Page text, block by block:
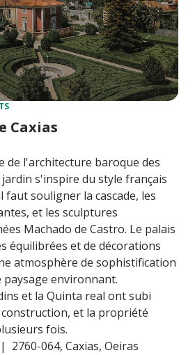
Caxias
de l'architecture baroque des
s'inspire du style français
faut souligner la cascade, les
et les sculptures
Machado de Castro. Le palais
équilibrées et de décorations
atmosphère de sophistification
paysage environnant.
et la Quinta real ont subi
et la propriété
fois.
2760-064, Caxias, Oeiras